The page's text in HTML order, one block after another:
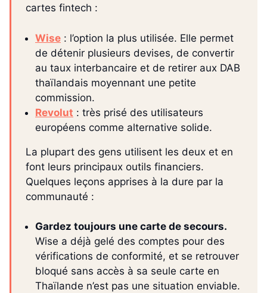
cartes fintech :
Wise : l’option la plus utilisée. Elle permet
de détenir plusieurs devises, de convertir
au taux interbancaire et de retirer aux DAB
thaïlandais moyennant une petite
commission.
Revolut : très prisé des utilisateurs
européens comme alternative solide.
La plupart des gens utilisent les deux et en
font leurs principaux outils financiers.
Quelques leçons apprises à la dure par la
communauté :
Gardez toujours une carte de secours.
Wise a déjà gelé des comptes pour des
vérifications de conformité, et se retrouver
bloqué sans accès à sa seule carte en
Thaïlande n’est pas une situation enviable.